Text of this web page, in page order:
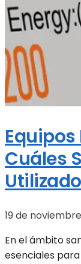
Equipos
Cuáles
19 de
En el ámbito
esenciales